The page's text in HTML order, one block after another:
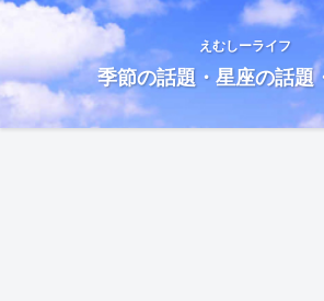
えむしーライフ
季節の話題・星座の話題